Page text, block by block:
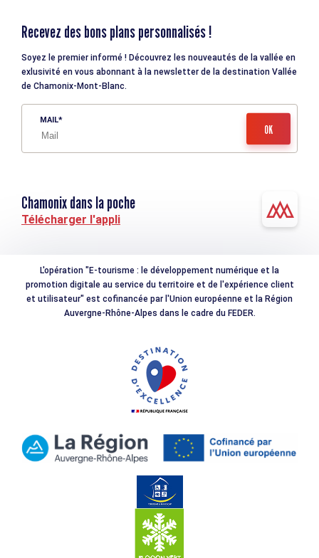
Recevez des bons plans personnalisés !
Soyez le premier informé ! Découvrez les nouveautés de la vallée en
exlusivité en vous abonnant à la newsletter de la destination Vallée
de Chamonix-Mont-Blanc.
MAIL
Chamonix dans la poche
Télécharger l'appli
L'opération "E-tourisme : le développement numérique et la
promotion digitale au service du territoire et de l'expérience client
et utilisateur" est cofinancée par l'Union européenne et la Région
Auvergne-Rhône-Alpes dans le cadre du FEDER.